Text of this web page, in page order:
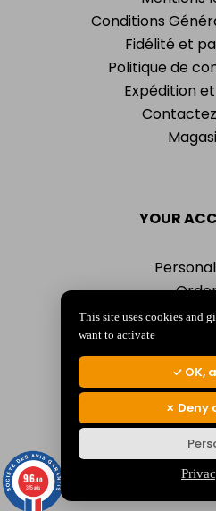
Conditions
Fidélité et
Politique de
Expédition
YOUR
My
© 2026 La
9.6/10
375 avis
This site uses cookies and
want to activate
OK,
Deny